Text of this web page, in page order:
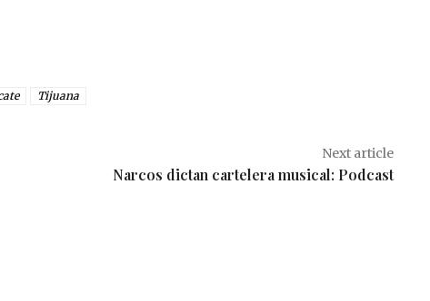
Tijuana
Next article
Narcos dictan cartelera musical: Podcast